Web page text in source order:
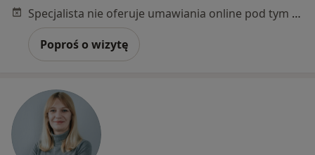
Specjalista nie oferuje umawiania online pod tym adresem.
Poproś o wizytę